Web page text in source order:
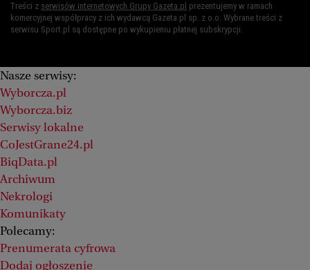
Treści z serwisów internetowych Grupy Gazeta.pl prezentujemy w ramach
komercyjnej współpracy z ich wydawcą Gazeta.pl sp. z o.o. Wybrane treści z
serwisu Sport.pl są dostępne po wykupieniu płatnej subskrypcji.
Nasze serwisy:
Wyborcza.pl
Wyborcza.biz
Serwisy lokalne
CoJestGrane24.pl
BiqData.pl
Archiwum
Nekrologi
Komunikaty
Polecamy:
Prenumerata cyfrowa
Dodaj ogłoszenie